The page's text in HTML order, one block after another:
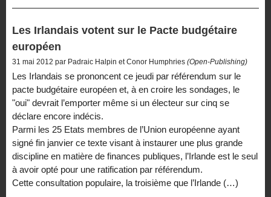
Les Irlandais votent sur le Pacte budgétaire
européen
31 mai 2012 par Padraic Halpin et Conor Humphries (Open-Publishing)
Les Irlandais se prononcent ce jeudi par référendum sur le
pacte budgétaire européen et, à en croire les sondages, le
"oui" devrait l’emporter même si un électeur sur cinq se
déclare encore indécis.
Parmi les 25 Etats membres de l’Union européenne ayant
signé fin janvier ce texte visant à instaurer une plus grande
discipline en matière de finances publiques, l’Irlande est le seul
à avoir opté pour une ratification par référendum.
Cette consultation populaire, la troisième que l’Irlande (…)